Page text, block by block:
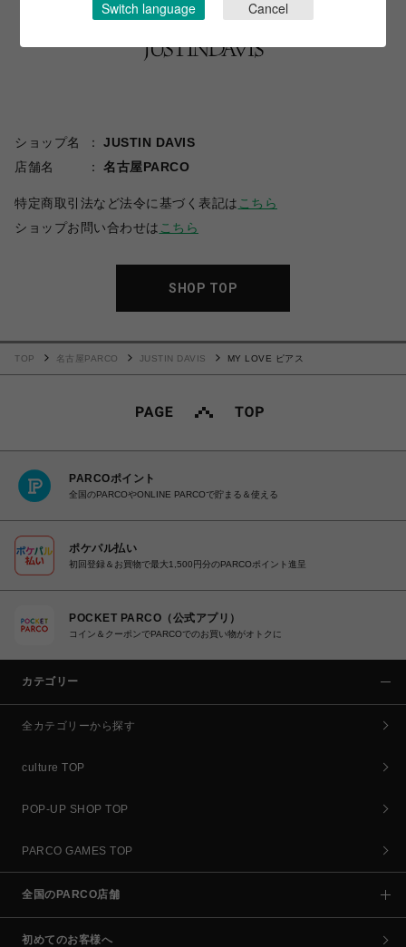
ショップ名
JUSTIN DAVIS
店舗名
名古屋PARCO
特定商取引法など法令に基づく表記は こちら
ショップお問い合わせは こちら
SHOP TOP
TOP 名古屋PARCO JUSTIN DAVIS MY LOVE ピアス
PARCOポイント
全国のPARCOやONLINE PARCOで貯まる＆使える
ポケパル払い
初回登録＆お買物で最大1,500円分のPARCOポイント進呈
POCKET PARCO（公式アプリ）
コイン＆クーポンでPARCOでのお買い物がオトクに
カテゴリー
全カテゴリーから探す
culture TOP
POP-UP SHOP TOP
PARCO GAMES TOP
全国のPARCO店舗
初めてのお客様へ
Switch language Cancel